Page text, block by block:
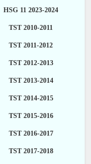
HSG 11 2023-2024
TST 2010-2011
TST 2011-2012
TST 2012-2013
TST 2013-2014
TST 2014-2015
TST 2015-2016
TST 2016-2017
TST 2017-2018